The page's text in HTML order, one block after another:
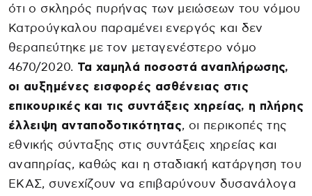
ότι ο σκληρός πυρήνας των μειώσεων του νόμου
Κατρούγκαλου παραμένει ενεργός και δεν
θεραπεύτηκε με τον μεταγενέστερο νόμο
4670/2020. Τα χαμηλά ποσοστά αναπλήρωσης,
οι αυξημένες εισφορές ασθένειας στις
επικουρικές και τις συντάξεις χηρείας, η πλήρης
έλλειψη ανταποδοτικότητας, οι περικοπές της
εθνικής σύνταξης στις συντάξεις χηρείας και
αναπηρίας, καθώς και η σταδιακή κατάργηση του
ΕΚΑΣ, συνεχίζουν να επιβαρύνουν δυσανάλογα